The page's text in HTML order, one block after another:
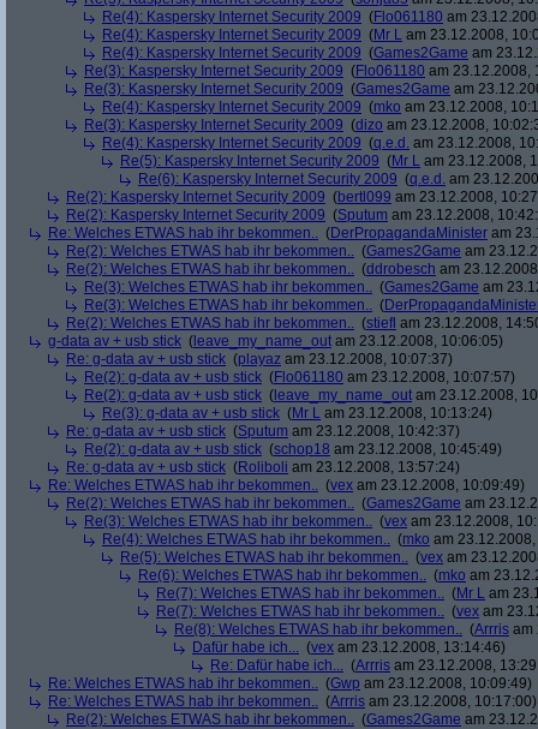
Re(4): Kaspersky Internet Security 2009 (Flo061180 am
Re(4): Kaspersky Internet Security 2009 (Mr L am 23.12.2008,
Re(4): Kaspersky Internet Security 2009 (Games2Game am
Re(3): Kaspersky Internet Security 2009 (Flo061180 am 23.12.2008,
Re(3): Kaspersky Internet Security 2009 (Games2Game am
Re(4): Kaspersky Internet Security 2009 (mko am 23.12.2008,
Re(3): Kaspersky Internet Security 2009 (dizo am 23.12.2008,
Re(4): Kaspersky Internet Security 2009 (q.e.d. am 23.12.2008,
Re(5): Kaspersky Internet Security 2009 (Mr L am 23.12.2008,
Re(6): Kaspersky Internet Security 2009 (q.e.d. am
Re(2): Kaspersky Internet Security 2009 (bertl099 am 23.12.2008,
Re(2): Kaspersky Internet Security 2009 (Sputum am 23.12.2008,
Re: Welches ETWAS hab ihr bekommen.. (DerPropagandaMinister am
Re(2): Welches ETWAS hab ihr bekommen.. (Games2Game am
Re(2): Welches ETWAS hab ihr bekommen.. (ddrobesch am
Re(3): Welches ETWAS hab ihr bekommen.. (Games2Game am
Re(3): Welches ETWAS hab ihr bekommen.. (
Re(2): Welches ETWAS hab ihr bekommen.. (stiefl am 23.12.2008,
g-data av + usb stick ( leave_my_name_out am 23.12.2008, 10:06:05)
Re: g-data av + usb stick (playaz am 23.12.2008, 10:07:37)
Re(2): g-data av + usb stick (Flo061180 am 23.12.2008, 10:07:57)
Re(2): g-data av + usb stick ( leave_my_name_out am 23.12.2008,
Re(3): g-data av + usb stick (Mr L am 23.12.2008, 10:13:24)
Re: g-data av + usb stick (Sputum am 23.12.2008, 10:42:37)
Re(2): g-data av + usb stick (schop18 am 23.12.2008, 10:45:49)
Re: g-data av + usb stick (Roliboli am 23.12.2008, 13:57:24)
Re: Welches ETWAS hab ihr bekommen.. (vex am 23.12.2008, 10:09:49)
Re(2): Welches ETWAS hab ihr bekommen.. (Games2Game am
Re(3): Welches ETWAS hab ihr bekommen.. (vex am 23.12.2008,
Re(4): Welches ETWAS hab ihr bekommen.. (mko am
Re(5): Welches ETWAS hab ihr bekommen.. (vex am
Re(6): Welches ETWAS hab ihr bekommen.. (mko am
Re(7): Welches ETWAS hab ihr bekommen.. (Mr L am
Re(7): Welches ETWAS hab ihr bekommen.. (vex am
Re(8): Welches ETWAS hab ihr bekommen.. (Arrris am
Dafür habe ich... (vex am 23.12.2008, 13:14:46)
Re: Dafür habe ich... (Arrris am 23.12.2008,
Re: Welches ETWAS hab ihr bekommen.. (Gwp am 23.12.2008, 10:09:49)
Re: Welches ETWAS hab ihr bekommen.. (Arrris am 23.12.2008, 10:17:00)
Re(2): Welches ETWAS hab ihr bekommen.. (Games2Game am